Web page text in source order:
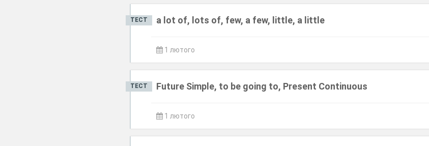
ТЕСТ a lot of, lots of, few, a few, little, a little
1 лютого
ТЕСТ Future Simple, to be going to, Present Continuous
1 лютого